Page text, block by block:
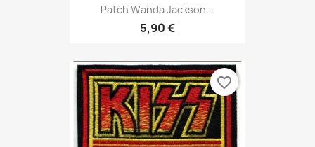
Patch Wanda Jackson...
5,90 €
favorite_border